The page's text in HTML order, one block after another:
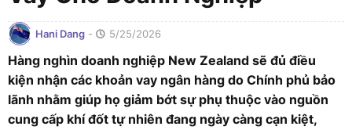
Hani Dang - 5/25/2026
Hàng nghìn doanh nghiệp New Zealand sẽ đủ điều
kiện nhận các khoản vay ngân hàng do Chính phủ bảo
lãnh nhằm giúp họ giảm bớt sự phụ thuộc vào nguồn
cung cấp khí đốt tự nhiên đang ngày càng cạn kiệt,